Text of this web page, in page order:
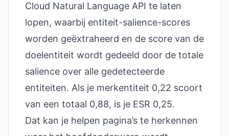
Cloud Natural Language API te laten
lopen, waarbij entiteit-salience-scores
worden geëxtraheerd en de score van de
doelentiteit wordt gedeeld door de totale
salience over alle gedetecteerde
entiteiten. Als je merkentiteit 0,22 scoort
van een totaal 0,88, is je ESR 0,25.
Dat kan je helpen pagina’s te herkennen